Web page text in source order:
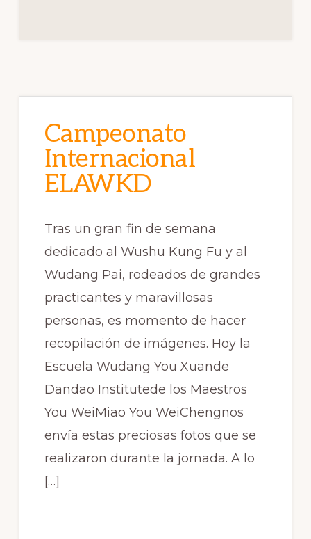
Campeonato
Internacional
ELAWKD
Tras un gran fin de semana
dedicado al Wushu Kung Fu y al
Wudang Pai, rodeados de grandes
practicantes y maravillosas
personas, es momento de hacer
recopilación de imágenes. Hoy la
Escuela Wudang You Xuande
Dandao Institutede los Maestros
You WeiMiao You WeiChengnos
envía estas preciosas fotos que se
realizaron durante la jornada. A lo
[…]